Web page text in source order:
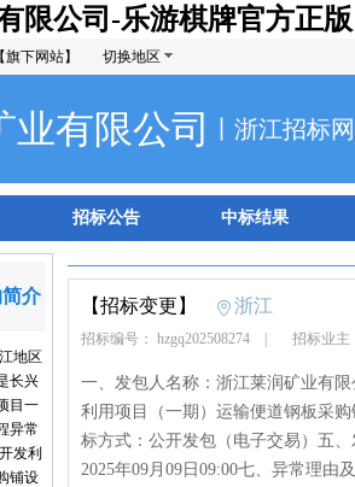
限公司-乐游棋牌官方正版
下网站】 切换地区
业有限公司 丨浙江招标网
招标公告 中标结果
介
地区
长兴
目一
异常
发利
铺设
【招标变更】 浙江
招标编号： hzgq202508274 招标业主
一、发包人名称：浙江莱润矿业有
利用项目（一期）运输便道钢板采
标方式：公开发包（电子交易）五
2025年09月09日09:00七、异常理